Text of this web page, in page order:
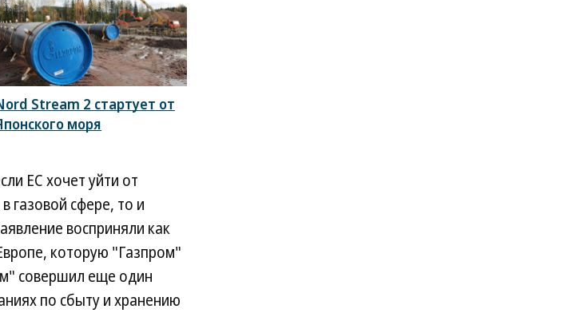
Stream 2 стартует от
моря
ЕС хочет уйти от
газовой сфере, то и
восприняли как
которую "Газпром"
совершил еще один
по сбыту и хранению